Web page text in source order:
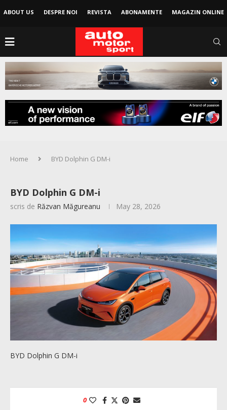
ABOUT US DESPRE NOI REVISTA ABONAMENTE MAGAZIN ONLINE
Home BYD Dolphin G DM-i
BYD Dolphin G DM-i
scris de Răzvan Măgureanu May 28, 2026
BYD Dolphin G DM-i
0